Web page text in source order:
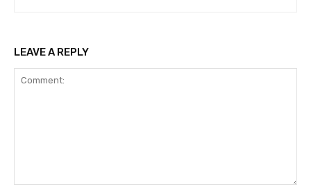
LEAVE A REPLY